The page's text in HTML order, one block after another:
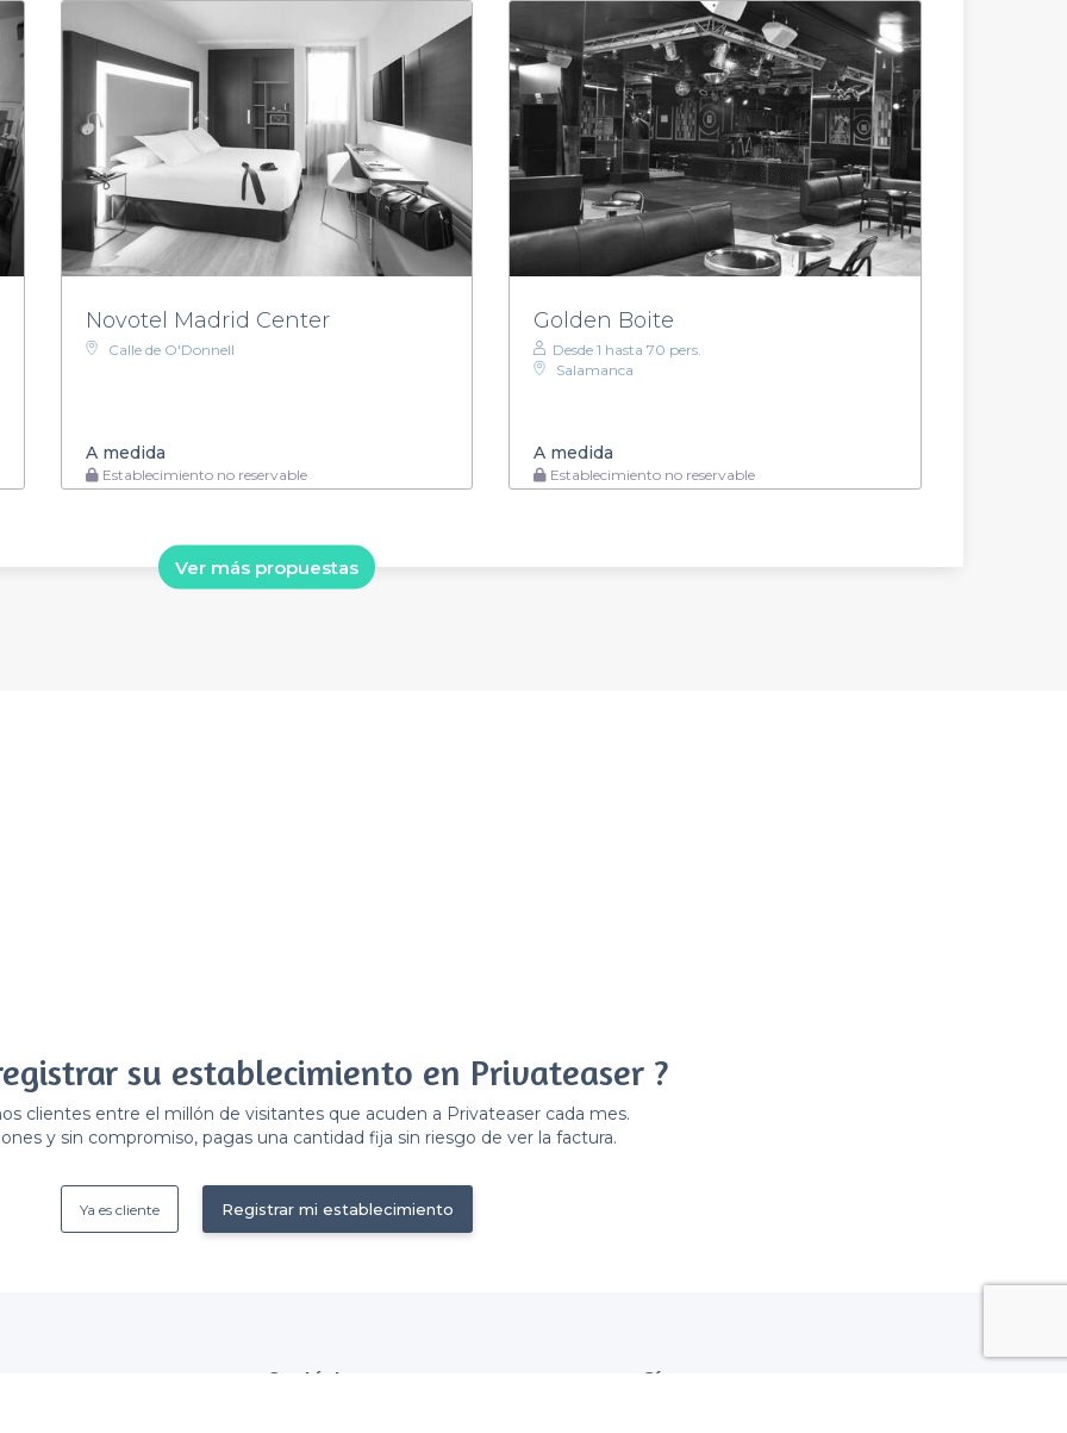
Novotel Madrid Center
Calle de O'Donnell
A medida
Establecimiento no reservable
Golden Boite
Desde 1 hasta 70 pers.
Salamanca
A medida
Establecimiento no reservable
Ver más propuestas
su establecimiento en Privateaser ?
clientes entre el millón de visitantes que acuden a Privateaser cada mes.
y sin compromiso, pagas una cantidad fija sin riesgo de ver la factura.
Registrar mi establecimiento
Ya es cliente
Contáctenos Síguenos